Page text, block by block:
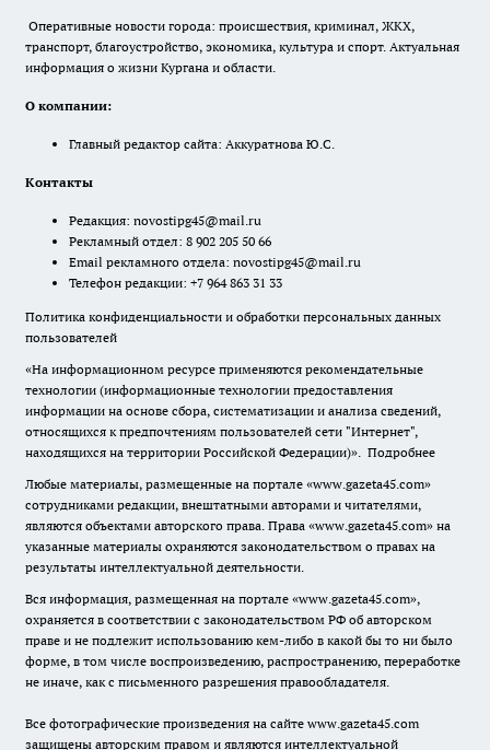
Оперативные новости города: происшествия, криминал, ЖКХ,
транспорт, благоустройство, экономика, культура и спорт. Актуальная
информация о жизни Кургана и области.
О компании:
Главный редактор сайта: Аккуратнова Ю.С.
Контакты
Редакция: novostipg45@mail.ru
Рекламный отдел: 8 902 205 50 66
Email рекламного отдела: novostipg45@mail.ru
Телефон редакции: +7 964 863 31 33
Политика конфиденциальности и обработки персональных данных
пользователей
«На информационном ресурсе применяются рекомендательные
технологии (информационные технологии предоставления
информации на основе сбора, систематизации и анализа сведений,
относящихся к предпочтениям пользователей сети "Интернет",
находящихся на территории Российской Федерации)». Подробнее
Любые материалы, размещенные на портале «www.gazeta45.com»
сотрудниками редакции, внештатными авторами и читателями,
являются объектами авторского права. Права «www.gazeta45.com» на
указанные материалы охраняются законодательством о правах на
результаты интеллектуальной деятельности.
Вся информация, размещенная на портале «www.gazeta45.com»,
охраняется в соответствии с законодательством РФ об авторском
праве и не подлежит использованию кем-либо в какой бы то ни было
форме, в том числе воспроизведению, распространению, переработке
не иначе, как с письменного разрешения правообладателя.
Все фотографические произведения на сайте www.gazeta45.com
защищены авторским правом и являются интеллектуальной